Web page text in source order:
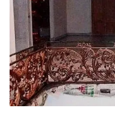
Railing Balkon
Kursi Taman Besi
Ornamen Besi
Ranjang Besi
Gallery Kursi
Gallery Railing
Gallery Ranjang
Projects
Contact Us